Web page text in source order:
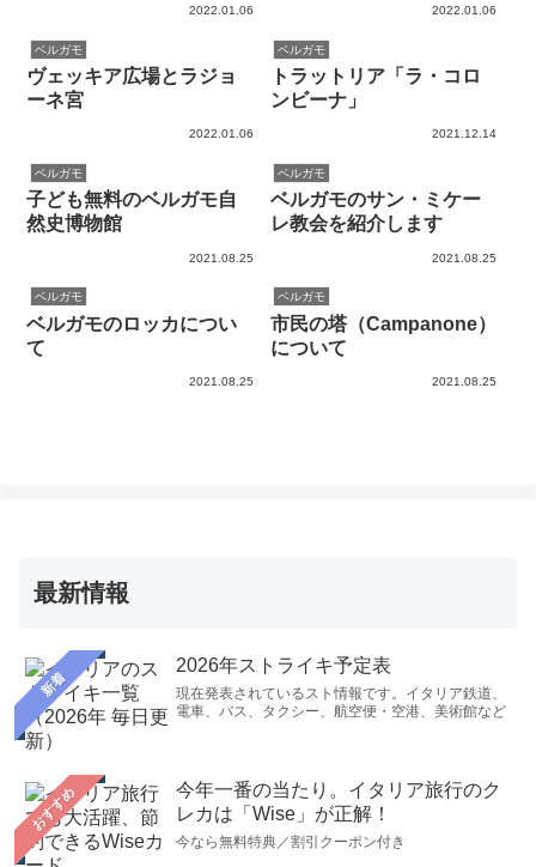
2022.01.06 2022.01.06
ベルガモ
ヴェッキア広場とラジョ
ーネ宮
2022.01.06
ベルガモ
トラットリア「ラ・コロ
ンビーナ」
2021.12.14
ベルガモ
子ども無料のベルガモ自
然史博物館
2021.08.25
ベルガモ
ベルガモのサン・ミケー
レ教会を紹介します
2021.08.25
ベルガモ
ベルガモのロッカについ
て
2021.08.25
ベルガモ
市民の塔（Campanone）
について
2021.08.25
最新情報
新着
2026年ストライキ予定表
現在発表されているスト情報です。イタリア鉄道、
電車、バス、タクシー、航空便・空港、美術館など
おすすめ
今年一番の当たり。イタリア旅行のク
レカは「Wise」が正解！
今なら無料特典／割引クーポン付き